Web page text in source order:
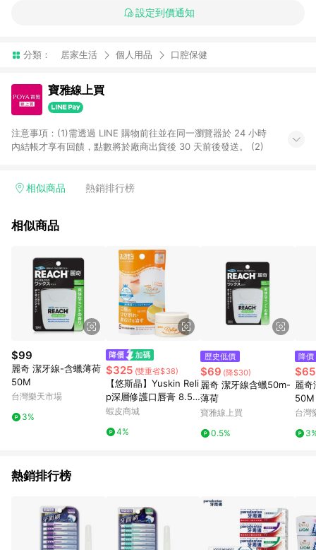
設定到價通知
分類： 居家生活 個人用品 口腔保健
寶雅線上買
注意事項：(1)需透過 LINE 購物前往並在同一瀏覽器於 24 小時
內結帳才享有回饋，點數將於廠商出貨後 30 天前後發送。 (2)
相似商品 熱銷排行榜
相似商品
$99
麗奇 潔牙線-含蠟薄荷
50M
台灣樂天市場
3%
$325 (雙重省$38)
【悠斯晶】Yuskin Reli
p深層修護口唇膏 8.5g
【壹品藥局】
蝦皮商城
4%
歷史低價
$69 (降$30)
麗奇 潔牙線含蠟50m-
薄荷
寶雅線上買
0.5%
降價
$65
麗奇
50M
台灣
熱銷排行榜